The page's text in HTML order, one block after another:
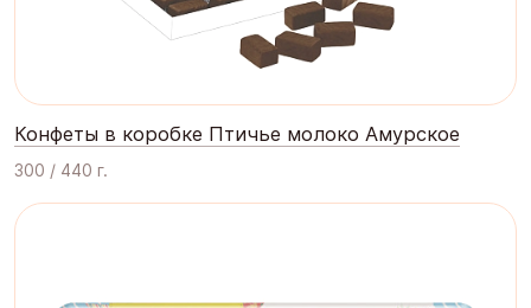
Конфеты в коробке Птичье молоко Амурское
300 / 440 г.